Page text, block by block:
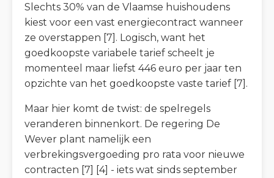
Slechts 30% van de Vlaamse huishoudens
kiest voor een vast energiecontract wanneer
ze overstappen [7]. Logisch, want het
goedkoopste variabele tarief scheelt je
momenteel maar liefst 446 euro per jaar ten
opzichte van het goedkoopste vaste tarief [7].
Maar hier komt de twist: de spelregels
veranderen binnenkort. De regering De
Wever plant namelijk een
verbrekingsvergoeding pro rata voor nieuwe
contracten [7] [4] - iets wat sinds september